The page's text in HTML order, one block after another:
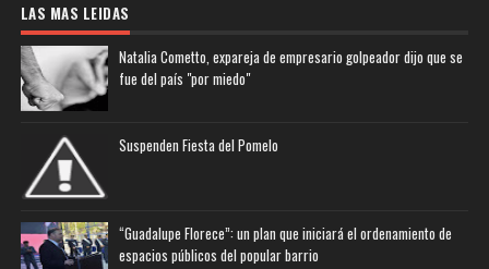
LAS MAS LEIDAS
Natalia Cometto, expareja de empresario golpeador dijo que se
fue del país "por miedo"
Suspenden Fiesta del Pomelo
“Guadalupe Florece”: un plan que iniciará el ordenamiento de
espacios públicos del popular barrio